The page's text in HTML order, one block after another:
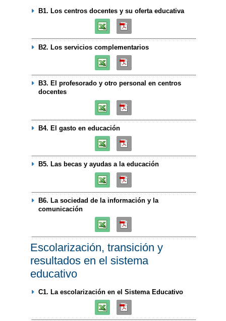
B1. Los centros docentes y su oferta educativa
B2. Los servicios complementarios
B3. El profesorado y otro personal en centros
docentes
B4. El gasto en educación
B5. Las becas y ayudas a la educación
B6. La sociedad de la información y la
comunicación
Escolarización, transición y
resultados en el sistema
educativo
C1. La escolarización en el Sistema Educativo